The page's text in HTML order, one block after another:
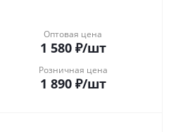
Оптовая цена
1 580₽/шт
Розничная цена
1 890₽/шт